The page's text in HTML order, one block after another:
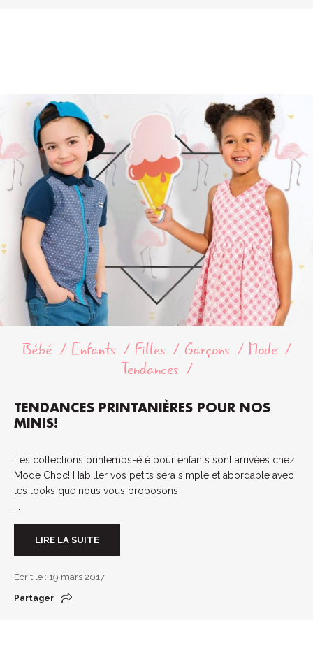
Bébé Enfants Filles Garçons
Mode
Tendances
TENDANCES PRINTANIÈRES POUR NOS
MINIS!
Les collections printemps-été pour enfants sont arrivées chez
Mode Choc! Habiller vos petits sera simple et abordable avec
les looks que nous vous proposons
LIRE LA SUITE
Écrit le : 19 mars 2017
Partager